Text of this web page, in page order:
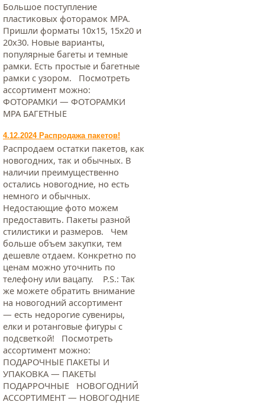
Большое поступление
пластиковых фоторамок МРА.
Пришли форматы 10х15, 15х20 и
20х30. Новые варианты,
популярные багеты и темные
рамки. Есть простые и багетные
рамки с узором. Посмотреть
ассортимент можно:
ФОТОРАМКИ — ФОТОРАМКИ
МРА БАГЕТНЫЕ
4.12.2024 Распродажа пакетов!
Распродаем остатки пакетов, как
новогодних, так и обычных. В
наличии преимущественно
остались новогодние, но есть
немного и обычных.
Недостающие фото можем
предоставить. Пакеты разной
стилистики и размеров. Чем
больше объем закупки, тем
дешевле отдаем. Конкретно по
ценам можно уточнить по
телефону или вацапу. Р.S.: Так
же можете обратить внимание
на новогодний ассортимент
— есть недорогие сувениры,
елки и ротанговые фигуры с
подсветкой! Посмотреть
ассортимент можно:
ПОДАРОЧНЫЕ ПАКЕТЫ И
УПАКОВКА — ПАКЕТЫ
ПОДАРРОЧНЫЕ НОВОГОДНИЙ
АССОРТИМЕНТ — НОВОГОДНИЕ